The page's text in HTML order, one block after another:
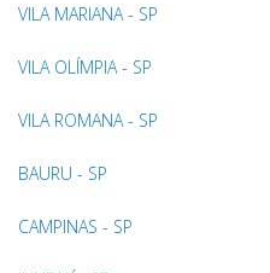
VILA MARIANA - SP
VILA OLÍMPIA - SP
VILA ROMANA - SP
BAURU - SP
CAMPINAS - SP